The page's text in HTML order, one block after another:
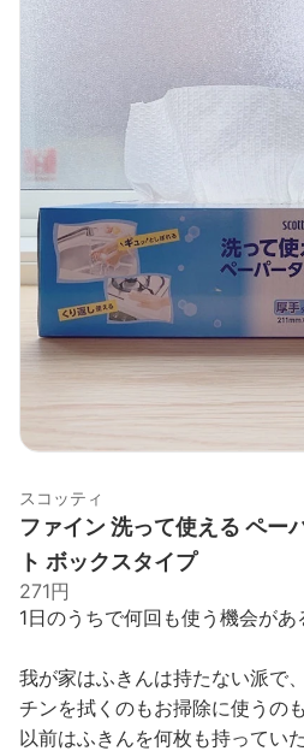
スコッティ
ファイン 洗って使える ペー
ト ボックスタイプ
271円
1日のうちで何回も使う機会があ
我が家はふきんは持たない派で
チンを拭くのもお掃除に使うの
以前はふきんを何枚も持ってい